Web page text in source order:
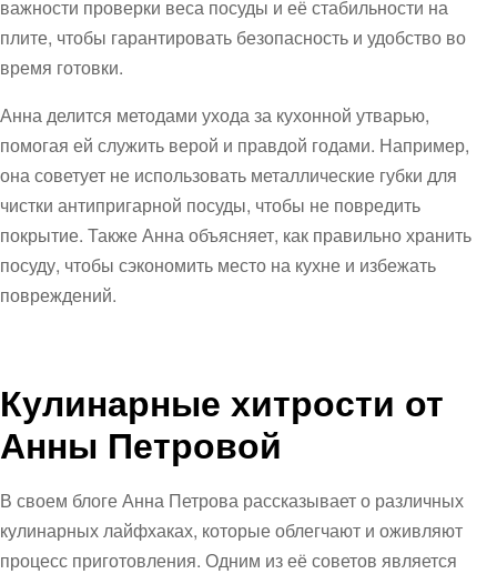
важности проверки веса посуды и её стабильности на
плите, чтобы гарантировать безопасность и удобство во
время готовки.
Анна делится методами ухода за кухонной утварью,
помогая ей служить верой и правдой годами. Например,
она советует не использовать металлические губки для
чистки антипригарной посуды, чтобы не повредить
покрытие. Также Анна объясняет, как правильно хранить
посуду, чтобы сэкономить место на кухне и избежать
повреждений.
Кулинарные хитрости от
Анны Петровой
В своем блоге Анна Петрова рассказывает о различных
кулинарных лайфхаках, которые облегчают и оживляют
процесс приготовления. Одним из её советов является